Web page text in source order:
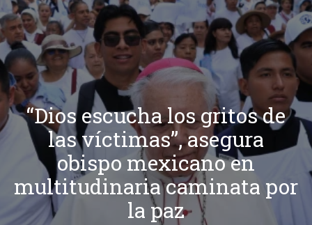
“Dios escucha los gritos de
las víctimas”, asegura
obispo mexicano en
multitudinaria caminata por
la paz